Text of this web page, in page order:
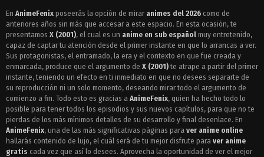
Episodio 15 - X (2001)
Episodio 14 - X (2001)
Episodio 13 - X (2001)
Episodio 12 - X (2001)
Episodio 11 - X (2001)
Episodio 10 - X (2001)
Episodio 9 - X (2001)
En AnimeFenix poseerás la opción de mirar animes del 2026 como de
anteriores años sin más que accesar a este espacio. En esta ocasión, te
presentamos X (2001), el cual es un anime en sub español muy entretenido,
capaz de captar tu atención desde el primer instante en que lo arrancas a ver.
Sus protagonistas, el entramado, la era y el contexto en que fue creada y
enmarcada, produce que el argumento de X (2001) te atrape a partir del primer
instante, teniendo un efecto en ti inmediato en que no desees separarte de
su reproducción ni un solo momento, deseando mirar todo el argumento de
comienzo a fin. Todo esto es gracias a AnimeFenix, quien ha hecho todo lo
posible para tener todos los episodios y sus nuevos capítulos, para que no te
pierdas de los más mínimos detalles de su desarrollo y final desenlace. En
AnimeFenix, una de las más significativas páginas para ver anime online
hallarás contenido de lujo, el cuál será de tu mejor disfrute para ver anime
gratis cada vez que así lo desees. Aprovecha la oportunidad de ver el mejor